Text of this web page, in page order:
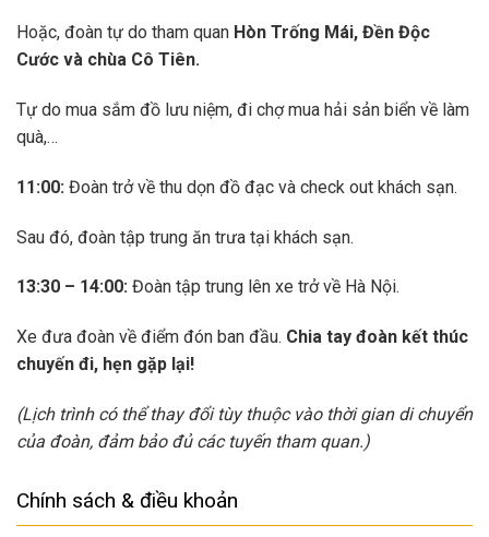
Hoặc, đoàn tự do tham quan Hòn Trống Mái, Đền Độc
Cước và chùa Cô Tiên.
Tự do mua sắm đồ lưu niệm, đi chợ mua hải sản biển về làm
quà,…
11:00: Đoàn trở về thu dọn đồ đạc và check out khách sạn.
Sau đó, đoàn tập trung ăn trưa tại khách sạn.
13:30 – 14:00: Đoàn tập trung lên xe trở về Hà Nội.
Xe đưa đoàn về điểm đón ban đầu. Chia tay đoàn kết thúc
chuyến đi, hẹn gặp lại!
(Lịch trình có thể thay đổi tùy thuộc vào thời gian di chuyển
của đoàn, đảm bảo đủ các tuyến tham quan.)
Chính sách & điều khoản